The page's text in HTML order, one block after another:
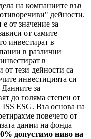
на компаниите във
дейности.
от значение за
от самите
инвестират в
в различни
в
тези дейности са
инвестицията си
за
до голяма степен от
ISS ESG. Въз основа на
повечето от
данни на фонда
допустимо ниво на